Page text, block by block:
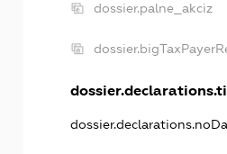
dossier.palne_akciz